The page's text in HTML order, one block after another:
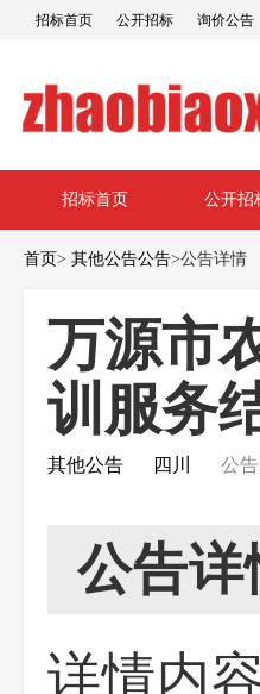
招标首页 公开招标 询价公告
招标首页 公开招
首页> 其他公告公告>公告详情
万源市
训服务
其他公告 四川 公
公告详
详情内